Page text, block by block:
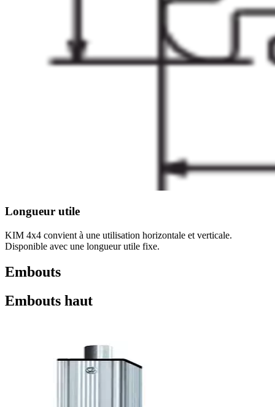
Longueur utile
KIM 4x4 convient à une utilisation horizontale et verticale.
Disponible avec une longueur utile fixe.
Embouts
Embouts haut